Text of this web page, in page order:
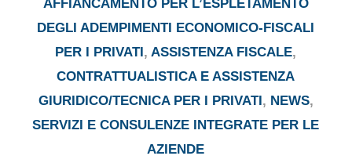
AFFIANCAMENTO PER L’ESPLETAMENTO
DEGLI ADEMPIMENTI ECONOMICO-FISCALI
PER I PRIVATI,ASSISTENZA FISCALE,
CONTRATTUALISTICA E ASSISTENZA
GIURIDICO/TECNICA PER I PRIVATI, NEWS,
SERVIZI E CONSULENZE INTEGRATE PER LE
AZIENDE